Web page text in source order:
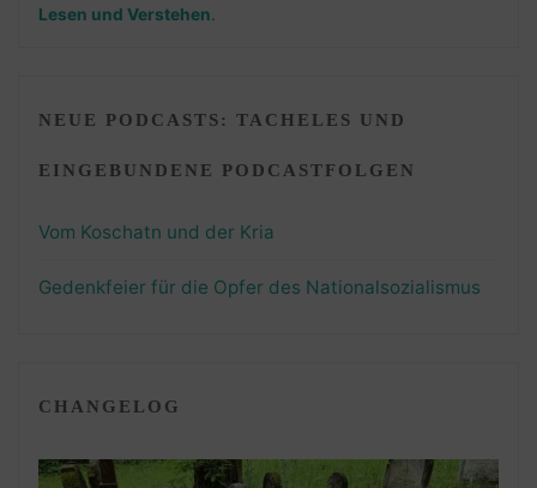
Lesen und Verstehen
NEUE PODCASTS: TACHELES UND
EINGEBUNDENE PODCASTFOLGEN
Vom Koschatn und der Kria
Gedenkfeier für die Opfer des Nationalsozialismus
CHANGELOG